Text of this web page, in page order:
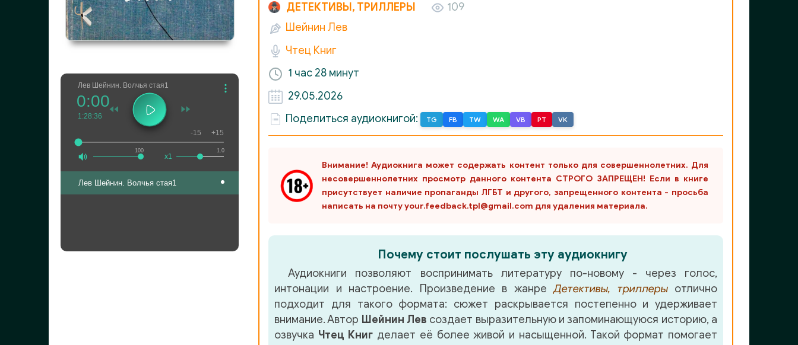
Лев Шейнин. Волчья стая1
100
0:00
1:28:36
1.0
x1
-15 +15
Лев Шейнин. Волчья стая1
ДЕТЕКТИВЫ, ТРИЛЛЕРЫ
109
Шейнин Лев
Чтец Книг
1 час 28 минут
29.05.2026
Поделиться аудиокнигой:
TG FB TW WA VB PT VK
Внимание! Аудиокнига может содержать контент только для совершеннолетних. Для
несовершеннолетних просмотр данного контента СТРОГО ЗАПРЕЩЕН! Если в книге
присутствует наличие пропаганды ЛГБТ и другого, запрещенного контента - просьба
написать на почту your.feedback.tpl@gmail.com для удаления материала.
Почему стоит послушать эту аудиокнигу
Аудиокниги позволяют воспринимать литературу по-новому - через голос,
интонации и настроение. Произведение в жанреДетективы, триллерыотлично
подходит для такого формата: сюжет раскрывается постепенно и удерживает
внимание. Автор Шейнин Лев создает выразительную и запоминающуюся историю, а
озвучка Чтец Книг делает её более живой и насыщенной. Такой формат помогает